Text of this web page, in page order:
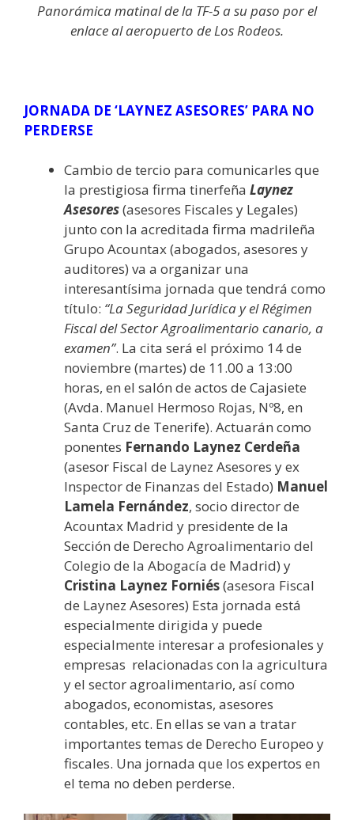
Panorámica matinal de la TF-5 a su paso por el
enlace al aeropuerto de Los Rodeos.
JORNADA DE ‘LAYNEZ ASESORES’ PARA NO
PERDERSE
Cambio de tercio para comunicarles que
la prestigiosa firma tinerfeña Laynez
Asesores(asesores Fiscales y Legales)
junto con la acreditada firma madrileña
Grupo Acountax (abogados, asesores y
auditores) va a organizar una
interesantísima jornada que tendrá como
título: “La Seguridad Jurídica y el Régimen
Fiscal del Sector Agroalimentario canario, a
examen”. La cita será el próximo 14 de
noviembre (martes) de 11.00 a 13:00
horas, en el salón de actos de Cajasiete
(Avda. Manuel Hermoso Rojas, Nº8, en
Santa Cruz de Tenerife). Actuarán como
ponentes Fernando Laynez Cerdeña
(asesor Fiscal de Laynez Asesores y ex
Inspector de Finanzas del Estado) Manuel
Lamela Fernández, socio director de
Acountax Madrid y presidente de la
Sección de Derecho Agroalimentario del
Colegio de la Abogacía de Madrid) y
Cristina Laynez Forniés(asesora Fiscal
de Laynez Asesores) Esta jornada está
especialmente dirigida y puede
especialmente interesar a profesionales y
empresas relacionadas con la agricultura
y el sector agroalimentario, así como
abogados, economistas, asesores
contables, etc. En ellas se van a tratar
importantes temas de Derecho Europeo y
fiscales. Una jornada que los expertos en
el tema no deben perderse.